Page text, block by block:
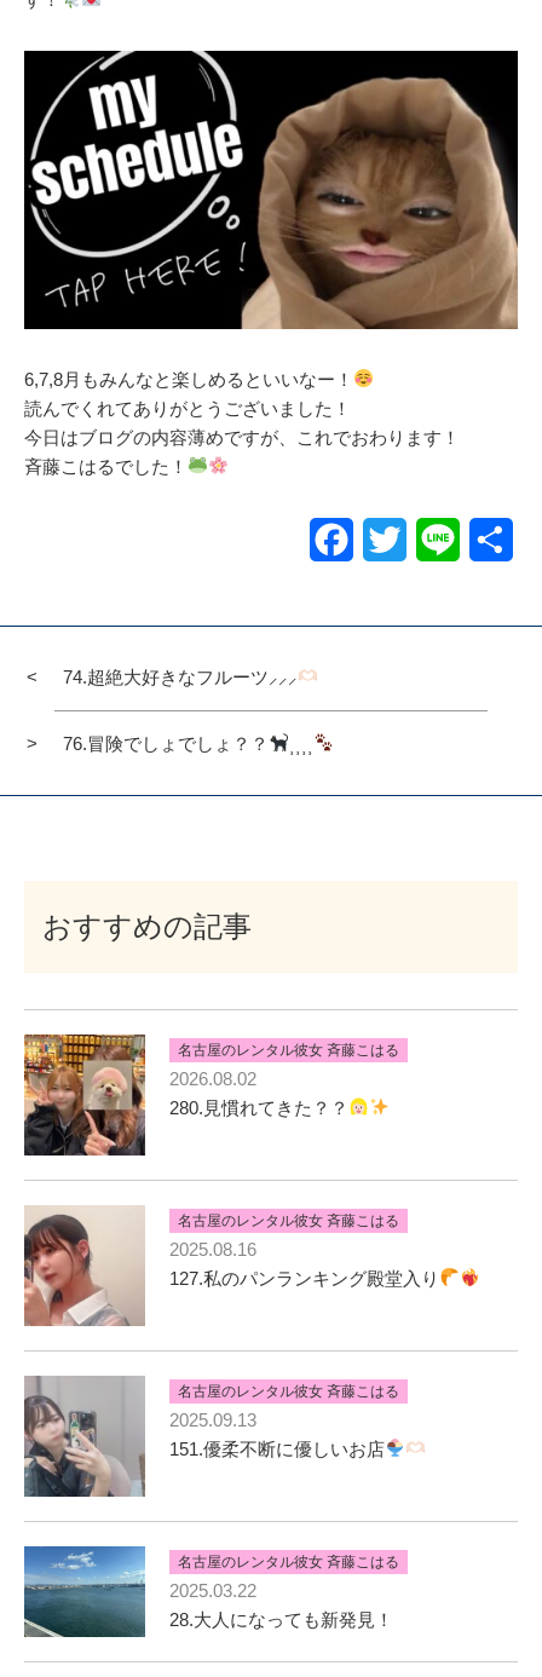
6,7,8月もみんなと楽しめるといいなー！
読んでくれてありがとうございました！
今日はブログの内容薄めですが、これでおわります！
斉藤こはるでした！
Facebook
Twitter Line
74.超絶大好きなフルーツ⸝⸝⸝
76.冒険でしょでしょ？？
おすすめの記事
名古屋のレンタル彼女 斉藤こはる
2026.08.02
280.見慣れてきた？？
名古屋のレンタル彼女 斉藤こはる
2025.08.16
127.私のパンランキング殿堂入り
名古屋のレンタル彼女 斉藤こはる
2025.09.13
151.優柔不断に優しいお店
名古屋のレンタル彼女 斉藤こはる
2025.03.22
28.大人になっても新発見！